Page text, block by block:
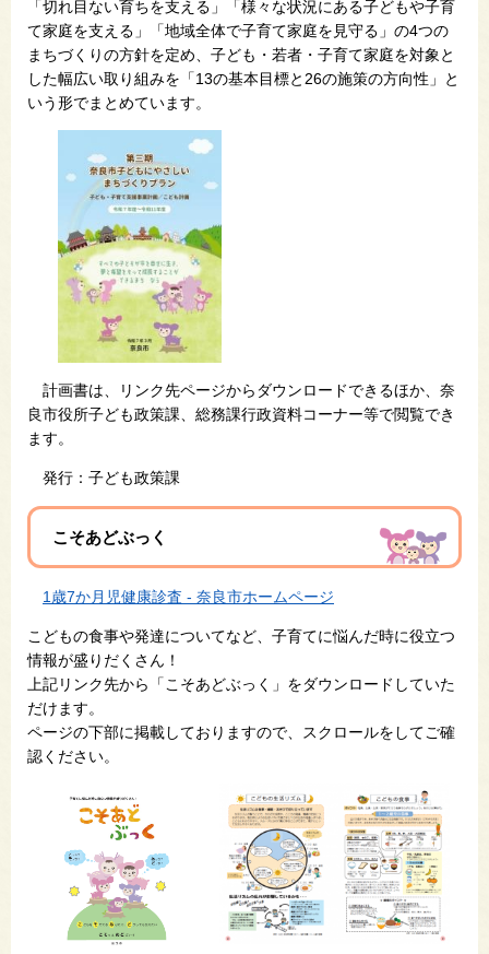
「切れ目ない育ちを支える」「様々な状況にある子どもや子育
て家庭を支える」「地域全体で子育て家庭を見守る」の4つの
まちづくりの方針を定め、子ども・若者・子育て家庭を対象と
した幅広い取り組みを「13の基本目標と26の施策の方向性」と
いう形でまとめています。
計画書は、リンク先ページからダウンロードできるほか、奈
良市役所子ども政策課、総務課行政資料コーナー等で閲覧でき
ます。
発行：子ども政策課
こそあどぶっく
1歳7か月児健康診査 - 奈良市ホームページ
こどもの食事や発達についてなど、子育てに悩んだ時に役立つ
情報が盛りだくさん！
上記リンク先から​
「こそあどぶっく」をダウンロードしていた
だけます。
ページの下部に掲載しておりますので、スクロールをしてご確
認ください。